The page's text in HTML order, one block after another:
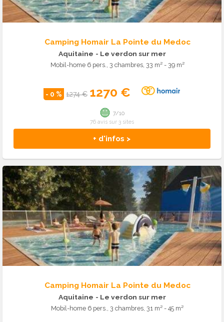
Camping Homair La Pointe du Medoc
Aquitaine - Le verdon sur mer
Mobil-home 6 pers., 3 chambres, 33 m² - 39 m²
- 0 % 1274 € 1270 €
+ d'infos >
7/10
76 avis sur 3 sites
Camping Homair La Pointe du Medoc
Aquitaine - Le verdon sur mer
Mobil-home 6 pers., 3 chambres, 31 m² - 45 m²